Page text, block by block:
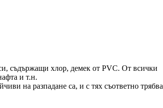
съдържащи хлор, демек от PVC. От всички
и т.н.
на разпадане са, и с тях съответно трябва